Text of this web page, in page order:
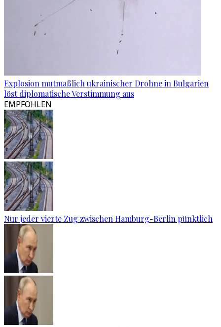
Explosion mutmaßlich ukrainischer Drohne in Bulgarien
löst diplomatische Verstimmung aus
EMPFOHLEN
Nur jeder vierte Zug zwischen Hamburg-Berlin pünktlich